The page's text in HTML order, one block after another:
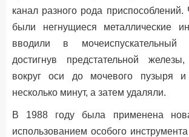
канал разного рода
были негнущиеся металлические
вводили в мочеиспускательный
достигнув предстательной
вокруг оси до мочевого пузыря
несколько минут, а затем удаляли.
В 1988 году была применена
использованием особого